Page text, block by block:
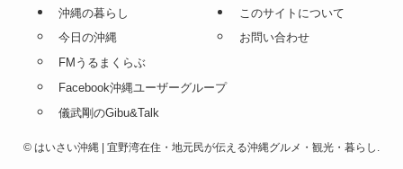
沖縄の暮らし
今日の沖縄
FMうるまくらぶ
Facebook沖縄ユーザーグループ
儀武剛のGibu&Talk
このサイトについて
お問い合わせ
© はいさい沖縄 | 宜野湾在住・地元民が伝える沖縄グルメ・観光・暮らし.